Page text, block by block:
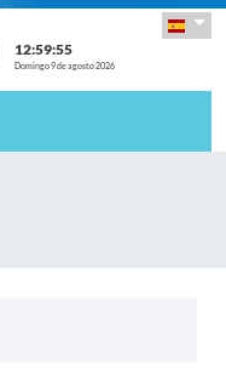
12:59:55
Domingo 9 de agosto 2026